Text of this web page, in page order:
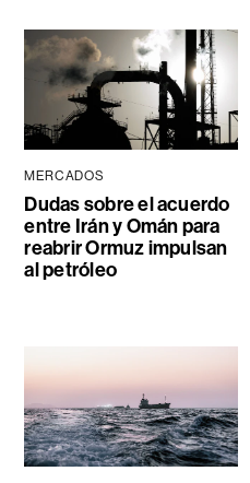
MERCADOS
Dudas sobre el acuerdo
entre Irán y Omán para
reabrir Ormuz impulsan
al petróleo